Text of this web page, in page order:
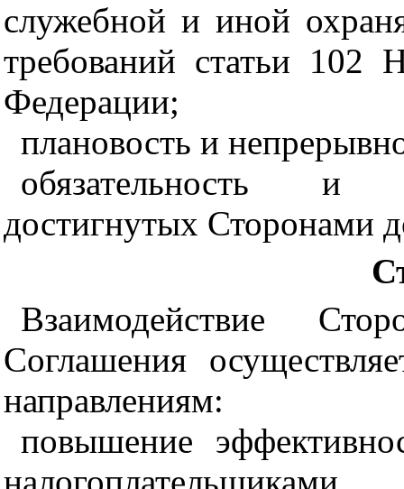
служебной и иной
требований статьи 102
Федерации;
плановость и
обязательность и
достигнутых Сторонами
Взаимодействие
Соглашения
направлениям:
повышение